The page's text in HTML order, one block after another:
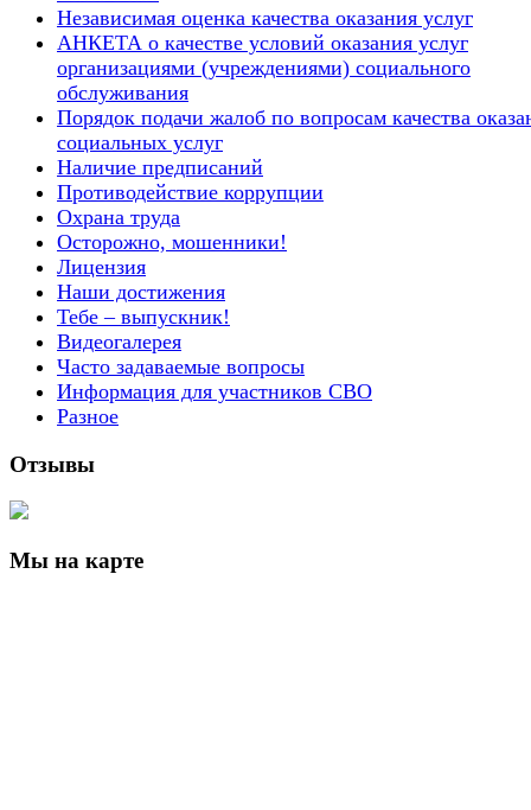
Независимая оценка качества оказания услуг
АНКЕТА о качестве условий оказания услуг
организациями (учреждениями) социального
обслуживания
Порядок подачи жалоб по вопросам качества
социальных услуг
Наличие предписаний
Противодействие коррупции
Охрана труда
Осторожно, мошенники!
Лицензия
Наши достижения
Тебе – выпускник!
Видеогалерея
Часто задаваемые вопросы
Информация для участников СВО
Разное
Отзывы
Мы на карте